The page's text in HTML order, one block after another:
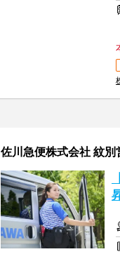
佐川急便株式会社 紋